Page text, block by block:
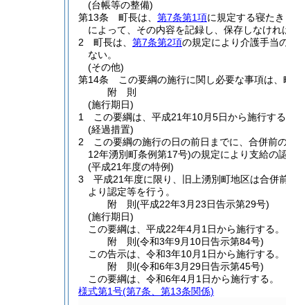
(台帳等の整備)
第13条
町長は、 第7条第1項に規定する寝た
によって、その内容を記録し、保存しなけれ
2
町長は、 第7条第2項の規定により介護手当
ない。
(その他)
第14条
この要綱の施行に関し必要な事項は、
附 則
(施行期日)
1
この要綱は、平成21年10月5日から施行する
(経過措置)
2
この要綱の施行の日の前日までに、合併前
12年湧別町条例第17号)の規定により支給の
(平成21年度の特例)
3
平成21年度に限り、旧上湧別町地区は合併
より認定等を行う。
附 則(平成22年3月23日告示第29号)
(施行期日)
この要綱は、平成22年4月1日から施行する。
附 則(令和3年9月10日告示第84号)
この告示は、令和3年10月1日から施行する。
附 則(令和6年3月29日告示第45号)
この要綱は、令和6年4月1日から施行する。
様式第1号(第7条、第13条関係)